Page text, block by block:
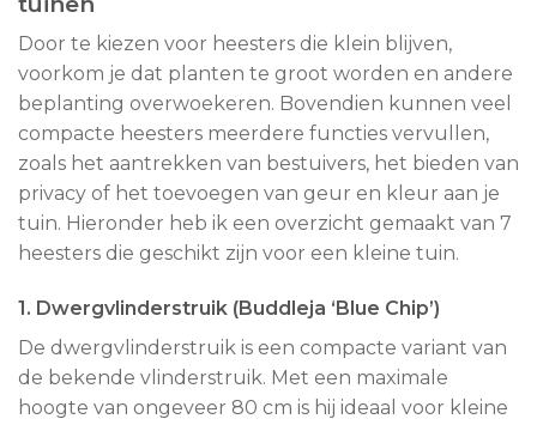
Door te kiezen voor heesters die klein blijven,
voorkom je dat planten te groot worden en andere
beplanting overwoekeren. Bovendien kunnen veel
compacte heesters meerdere functies vervullen,
zoals het aantrekken van bestuivers, het bieden van
privacy of het toevoegen van geur en kleur aan je
tuin. Hieronder heb ik een overzicht gemaakt van 7
heesters die geschikt zijn voor een kleine tuin.
1. Dwergvlinderstruik (Buddleja ‘Blue Chip’)
De dwergvlinderstruik is een compacte variant van
de bekende vlinderstruik. Met een maximale
hoogte van ongeveer 80 cm is hij ideaal voor kleine